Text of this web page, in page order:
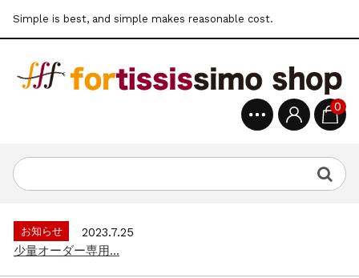
Simple is best, and simple makes reasonable cost.
0
2022.6.6
公式通販サイトオープン...
お知らせ
2025.8.28
お知らせ
2023.7.25
少量オーダー専用...